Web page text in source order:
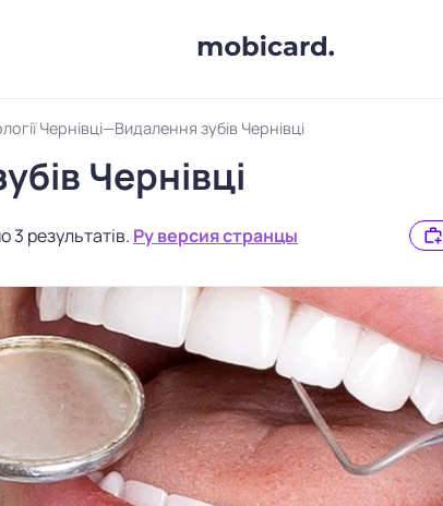
Чернівці Видалення зубів Чернівці
Чернівці
3 результатів. Ру версия странцы